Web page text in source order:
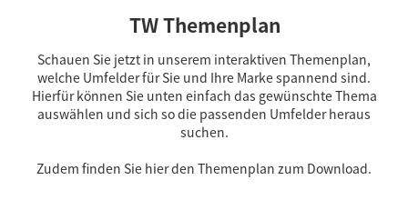
TW Themenplan
Schauen Sie jetzt in unserem interaktiven Themenplan,
welche Umfelder für Sie und Ihre Marke spannend sind.
Hierfür können Sie unten einfach das gewünschte Thema
auswählen und sich so die passenden Umfelder heraus
suchen.
Zudem finden Sie hier den Themenplan zum Download.